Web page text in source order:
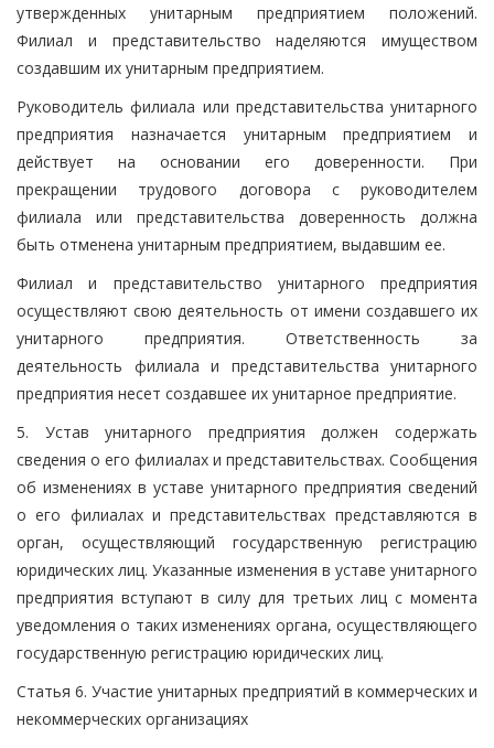
утвержденных унитарным предприятием положений.
Филиал и представительство наделяются имуществом
создавшим их унитарным предприятием.
Руководитель филиала или представительства унитарного
предприятия назначается унитарным предприятием и
действует на основании его доверенности. При
прекращении трудового договора с руководителем
филиала или представительства доверенность должна
быть отменена унитарным предприятием, выдавшим ее.
Филиал и представительство унитарного предприятия
осуществляют свою деятельность от имени создавшего их
унитарного предприятия. Ответственность за
деятельность филиала и представительства унитарного
предприятия несет создавшее их унитарное предприятие.
5. Устав унитарного предприятия должен содержать
сведения о его филиалах и представительствах. Сообщения
об изменениях в уставе унитарного предприятия сведений
о его филиалах и представительствах представляются в
орган, осуществляющий государственную регистрацию
юридических лиц. Указанные изменения в уставе унитарного
предприятия вступают в силу для третьих лиц с момента
уведомления о таких изменениях органа, осуществляющего
государственную регистрацию юридических лиц.
Статья 6. Участие унитарных предприятий в коммерческих и
некоммерческих организациях